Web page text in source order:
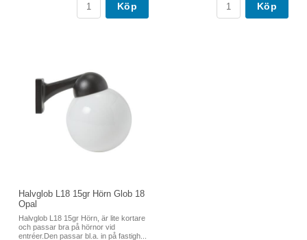
Köp Köp
Halvglob L18 15gr Hörn Glob 18
Opal
Halvglob L18 15gr Hörn, är lite kortare
och passar bra på hörnor vid
entréer.Den passar bl.a. in på fastigh...